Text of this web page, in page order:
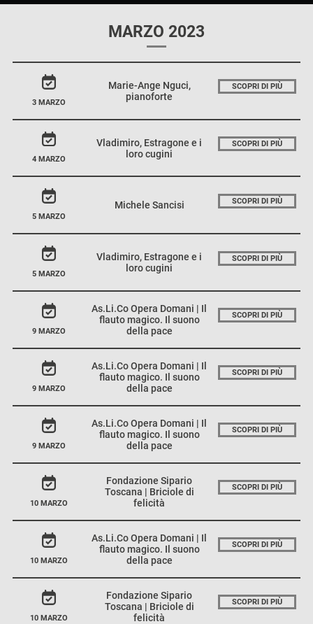
MARZO 2023
3 MARZO
Marie-Ange Nguci,
pianoforte
SCOPRI DI PIÙ
4 MARZO
Vladimiro, Estragone e i
loro cugini
SCOPRI DI PIÙ
5 MARZO
Michele Sancisi SCOPRI DI PIÙ
5 MARZO
Vladimiro, Estragone e i
loro cugini
SCOPRI DI PIÙ
9 MARZO
As.Li.Co Opera Domani | Il
flauto magico. Il suono
della pace
SCOPRI DI PIÙ
9 MARZO
As.Li.Co Opera Domani | Il
flauto magico. Il suono
della pace
SCOPRI DI PIÙ
9 MARZO
As.Li.Co Opera Domani | Il
flauto magico. Il suono
della pace
SCOPRI DI PIÙ
10 MARZO
Fondazione Sipario
Toscana | Briciole di
felicità
SCOPRI DI PIÙ
10 MARZO
As.Li.Co Opera Domani | Il
flauto magico. Il suono
della pace
SCOPRI DI PIÙ
10 MARZO
Fondazione Sipario
Toscana | Briciole di
felicità
SCOPRI DI PIÙ